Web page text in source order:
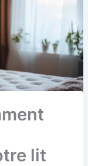
lit